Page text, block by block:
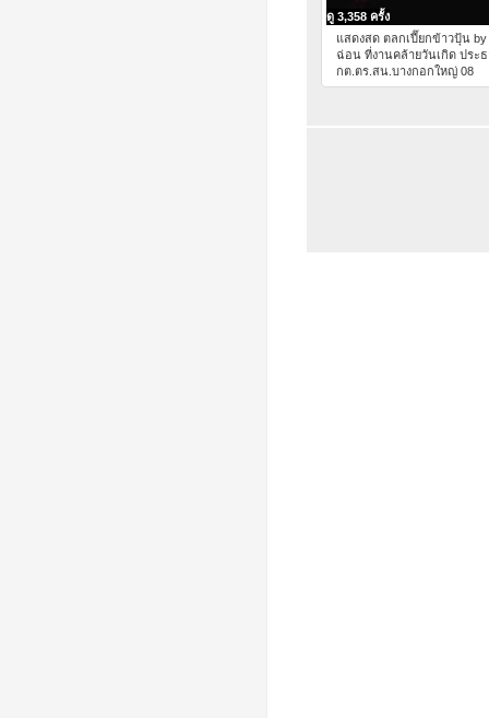
ดู 3,358 ครั้ง
แสดงสด ตลกเปี๊ยกข้าวปุ้น by
ฉ่อน ที่งานคล้ายวันเกิด ประ
กต.ตร.สน.บางกอกใหญ่ 08